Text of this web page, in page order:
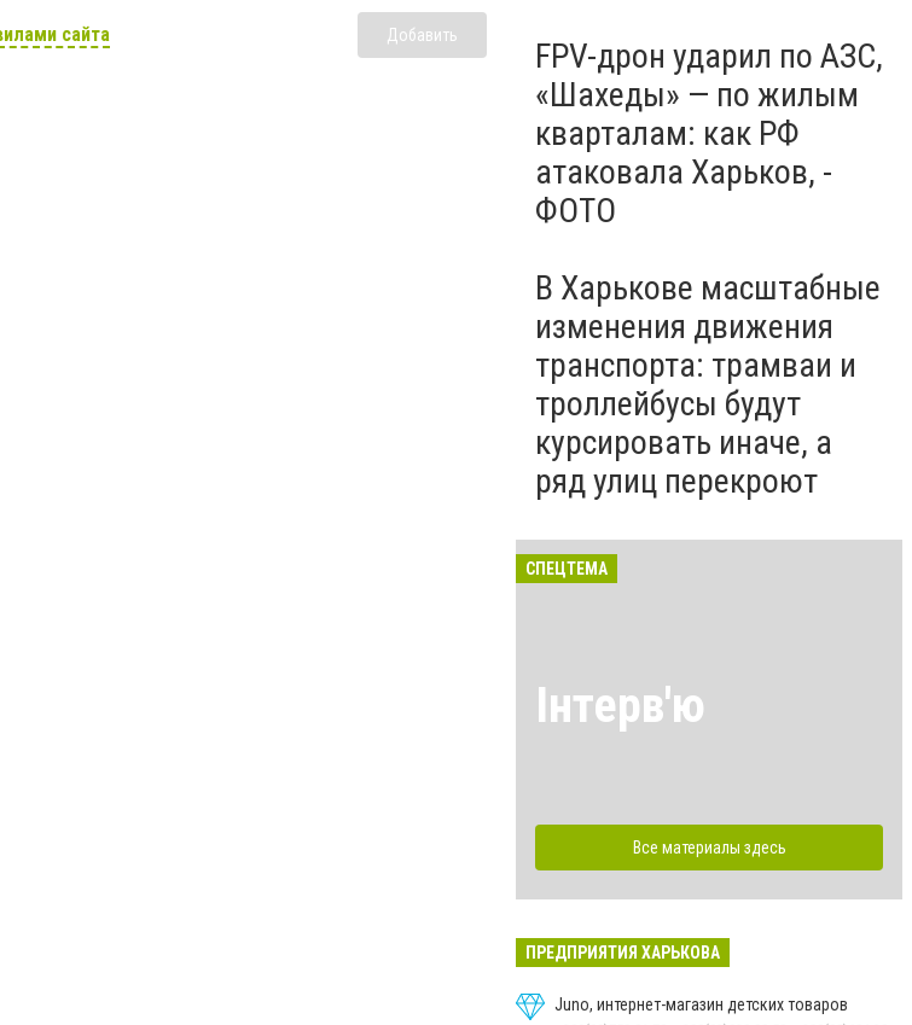
сайта Добавить
FPV-дрон ударил по АЗС,
«Шахеды» — по жилым
кварталам: как РФ
атаковала Харьков, -
ФОТО
В Харькове масштабные
изменения движения
транспорта: трамваи и
троллейбусы будут
курсировать иначе, а
ряд улиц перекроют
СПЕЦТЕМА
Інтерв'ю
Все материалы здесь
ПРЕДПРИЯТИЯ ХАРЬКОВА
Juno, интернет-магазин детских товаров